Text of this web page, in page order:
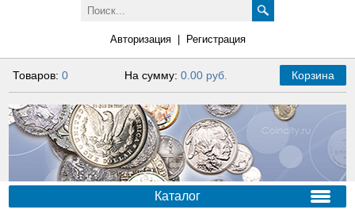
Авторизация| Регистрация
Товаров:0 На сумму: 0.00 руб. Корзина
Каталог